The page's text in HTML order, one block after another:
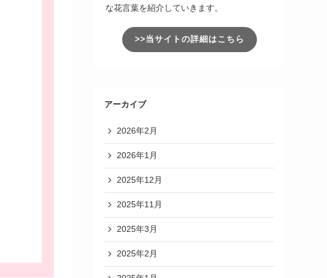
な花言葉を紹介していきます。
>>当サイトの詳細はこちら
アーカイブ
2026年2月
2026年1月
2025年12月
2025年11月
2025年3月
2025年2月